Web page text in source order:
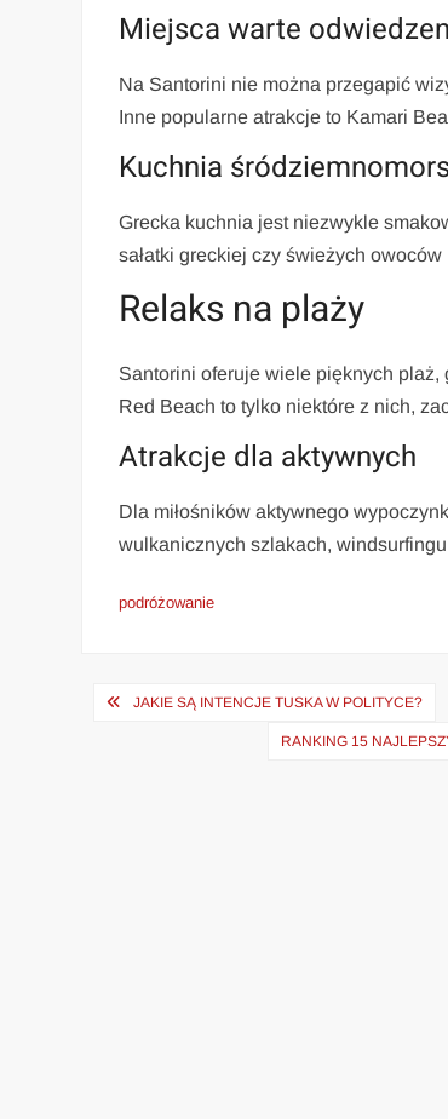
Miejsca warte
Na Santorini nie można przegapić
Inne popularne atrakcje to Kamari
Kuchnia
Grecka kuchnia jest niezwykle
sałatki greckiej czy świeżych
Relaks na plaży
Santorini oferuje wiele pięknych plaż,
Red Beach to tylko niektóre z nich,
Atrakcje dla aktywnych
Dla miłośników aktywnego
wulkanicznych szlakach,
podróżowanie
Nawigacja
JAKIE SĄ INTENCJE TUSKA W POLITYCE?
RANKING 15